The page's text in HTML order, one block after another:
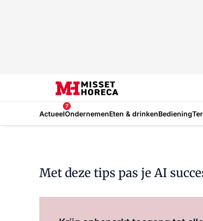
Actueel
7
OndernemenEten & drinkenBediening
Met deze tips pas je AI